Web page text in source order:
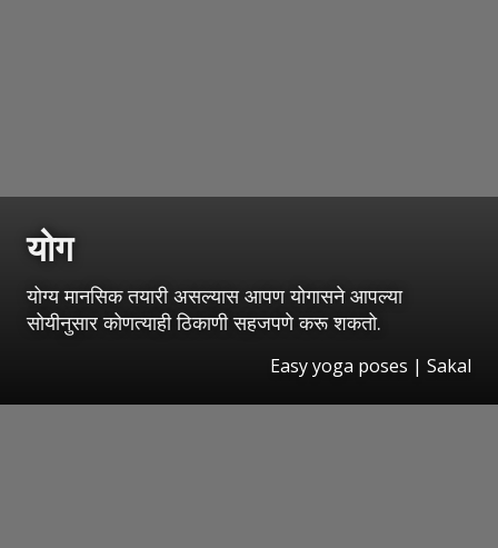
योग
योग्य मानसिक तयारी असल्यास आपण योगासने आपल्या
सोयीनुसार कोणत्याही ठिकाणी सहजपणे करू शकतो.
Easy yoga poses | Sakal